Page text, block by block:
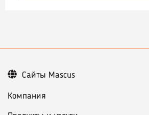
Компания
Сайты Mascus